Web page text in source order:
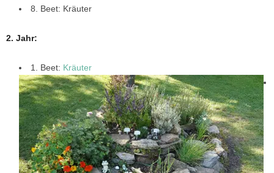
8. Beet: Kräuter
2. Jahr:
1. Beet: Kräuter